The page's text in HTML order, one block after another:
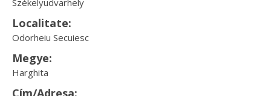
Székelyudvarhely
Localitate:
Odorheiu Secuiesc
Megye:
Harghita
Cím/Adresa: